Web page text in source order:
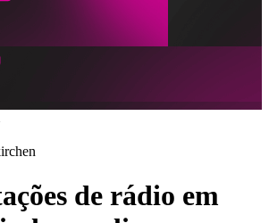
de rádio em